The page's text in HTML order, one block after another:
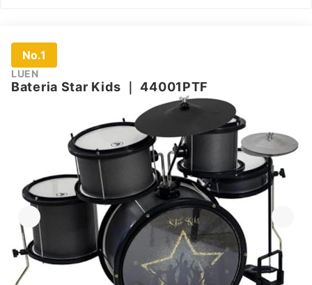
No.1
LUEN
Bateria Star Kids ｜‎44001PTF